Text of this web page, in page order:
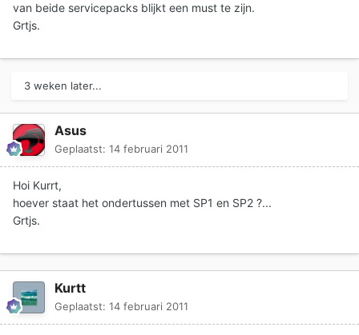
van beide servicepacks blijkt een must te zijn.
Grtjs.
3 weken later...
Asus
Geplaatst: 14 februari 2011
Hoi Kurrt,
hoever staat het ondertussen met SP1 en SP2 ?...
Grtjs.
Kurtt
Geplaatst: 14 februari 2011